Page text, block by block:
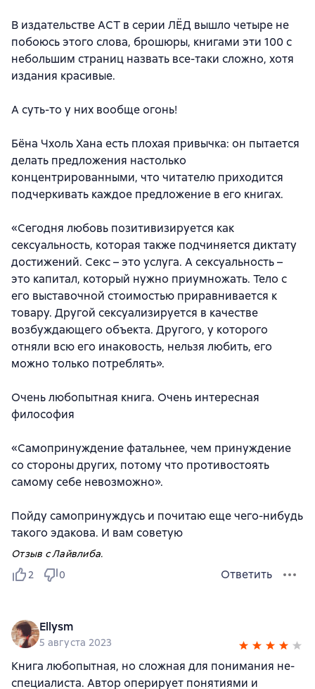
В издательстве АСТ в серии ЛЁД вышло четыре не
побоюсь этого слова, брошюры, книгами эти 100 с
небольшим страниц назвать все-таки сложно, хотя
издания красивые.
А суть-то у них вообще огонь!
Бёна Чхоль Хана есть плохая привычка: он пытается
делать предложения настолько
концентрированными, что читателю приходится
подчеркивать каждое предложение в его книгах.
«Сегодня любовь позитивизируется как
сексуальность, которая также подчиняется диктату
достижений. Секс – это услуга. А сексуальность –
это капитал, который нужно приумножать. Тело с
его выставочной стоимостью приравнивается к
товару. Другой сексуализируется в качестве
возбуждающего объекта. Другого, у которого
отняли всю его инаковость, нельзя любить, его
можно только потреблять».
Очень любопытная книга. Очень интересная
философия
«Самопринуждение фатальнее, чем принуждение
со стороны других, потому что противостоять
самому себе невозможно».
Пойду самопринуждусь и почитаю еще чего-нибудь
такого эдакова. И вам советую
Отзыв с Лайвлиба.
2
0 Ответить
Ellysm
5 августа 2023
Книга любопытная, но сложная для понимания не-
специалиста. Автор оперирует понятиями и